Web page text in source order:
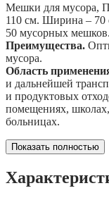
Мешки для мусора,
110 см. Ширина – 70
50 мусорных мешков.
Преимущества.
мусора.
Область
и дальнейшей
и продуктовых
помещениях, школах,
больницах.
Показать полностью